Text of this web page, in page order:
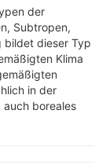
der
Subtropen,
bildet dieser Typ
Klima
in der
boreales